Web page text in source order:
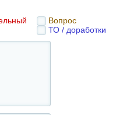
Вопрос
ТО / доработки